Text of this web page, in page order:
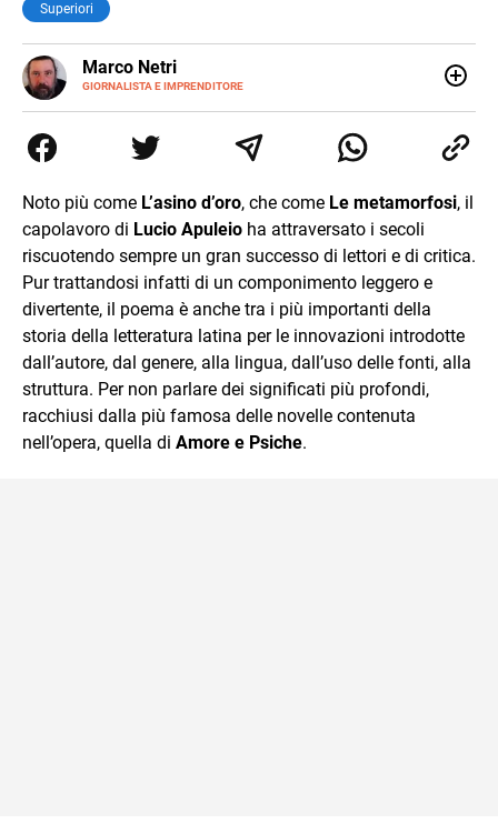
Superiori
Marco Netri
GIORNALISTA E IMPRENDITORE
E-
MAIL
Giornalismo conseguiti alla Luiss, ho associato la
passione per la scrittura a quello per lo studio
imprenditore di me stesso.
Noto più come L’asino d’oro, che come Le metamorfosi, il
capolavoro di Lucio Apuleio ha attraversato i secoli
riscuotendo sempre un gran successo di lettori e di critica.
Pur trattandosi infatti di un componimento leggero e
divertente, il poema è anche tra i più importanti della
storia della letteratura latina per le innovazioni introdotte
dall’autore, dal genere, alla lingua, dall’uso delle fonti, alla
struttura. Per non parlare dei significati più profondi,
racchiusi dalla più famosa delle novelle contenuta
nell’opera, quella di Amore e Psiche.